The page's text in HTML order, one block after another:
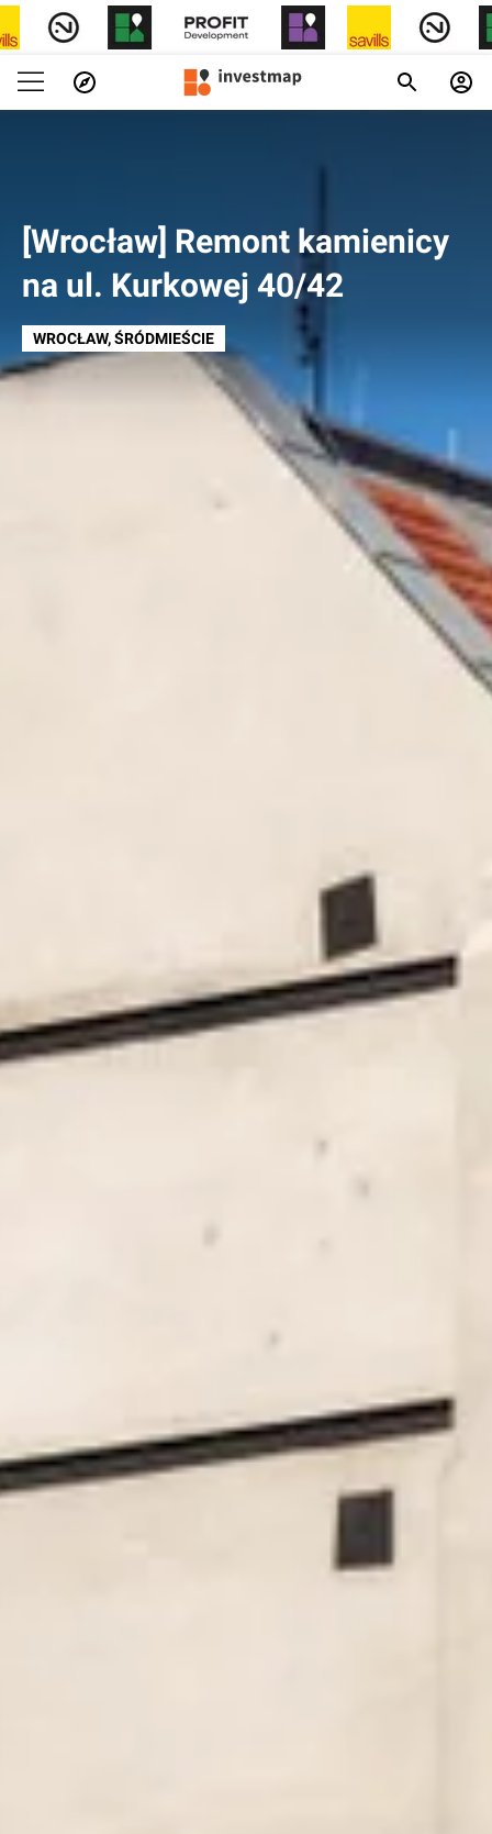
[Wrocław] Remont kamienicy
na ul. Kurkowej 40/42
WROCŁAW, ŚRÓDMIEŚCIE